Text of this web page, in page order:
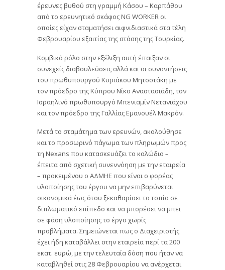
έρευνες βυθού στη γραμμή Κάσου – Καρπάθου
από το ερευνητικό σκάφος NG WORKER οι
οποίες είχαν σταματήσει αιφνιδιαστικά στα τέλη
Φεβρουαρίου εξαιτίας της στάσης της Τουρκίας.
Κομβικό ρόλο στην εξέλιξη αυτή έπαιξαν οι
συνεχείς διαβουλεύσεις αλλά και οι συναντήσεις
του πρωθυπουργού Κυριάκου Μητσοτάκη με
τον πρόεδρο της Κύπρου Νίκο Αναστασιάδη, τον
Ισραηλινό πρωθυπουργό Μπενιαμίν Νετανιάχου
και τον πρόεδρο της Γαλλίας Εμανουέλ Μακρόν.
Μετά το σταμάτημα των ερευνών, ακολούθησε
και το προσωρινό πάγωμα των πληρωμών προς
τη Nexans που κατασκευάζει το καλώδιο –
έπειτα από σχετική συνεννόηση με την εταιρεία
– προκειμένου ο ΑΔΜΗΕ που είναι ο φορέας
υλοποίησης του έργου να μην επιβαρύνεται
οικονομικά έως ότου ξεκαθαρίσει το τοπίο σε
διπλωματικό επίπεδο και να μπορέσει να μπει
σε φάση υλοποίησης το έργο χωρίς
προβλήματα. Σημειώνεται πως ο Διαχειριστής
έχει ήδη καταβάλλει στην εταιρεία περί τα 200
εκατ. ευρώ, με την τελευταία δόση που ήταν να
καταβληθεί στις 28 Φεβρουαρίου να ανέρχεται